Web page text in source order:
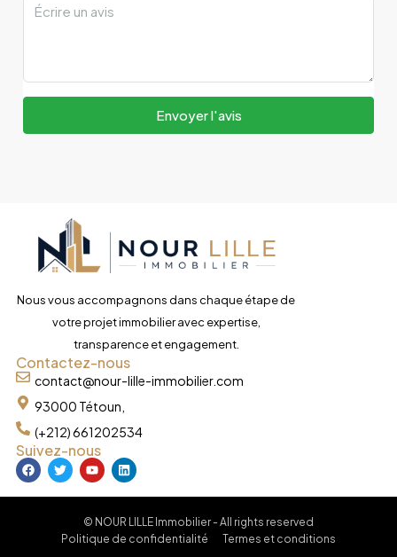
Envoyer l'avis
Nous vous accompagnons dans chaque étape de
votre projet immobilier avec expertise,
transparence et engagement.
Contactez-nous
contact@nour-lille-immobilier.com
93000 Tétoun,
(+212) 661202534
Suivez-nous
© NOUR LILLE Immobilier - All rights reserved
Politique de confidentialité
Termes et conditions